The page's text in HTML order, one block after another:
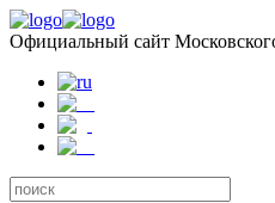
Официальный сайт